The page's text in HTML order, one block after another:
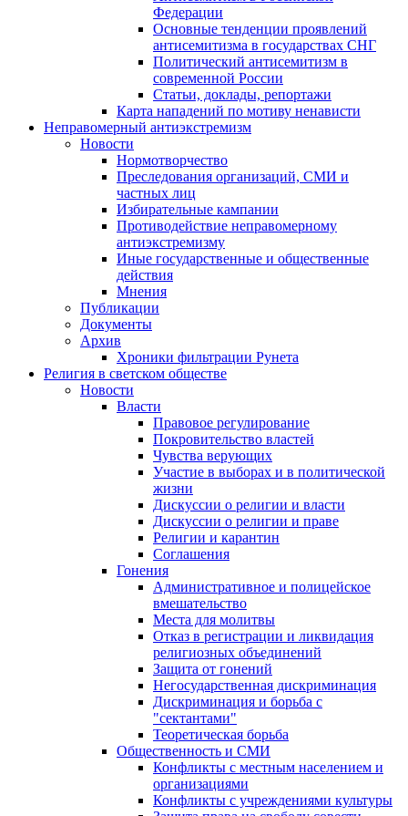
Федерации
Основные тенденции проявлений
антисемитизма в государствах СНГ
Политический антисемитизм в
современной России
Статьи, доклады, репортажи
Карта нападений по мотиву ненависти
Неправомерный антиэкстремизм
Новости
Нормотворчество
Преследования организаций, СМИ и
частных лиц
Избирательные кампании
Противодействие неправомерному
антиэкстремизму
Иные государственные и общественные
действия
Мнения
Публикации
Документы
Архив
Хроники фильтрации Рунета
Религия в светском обществе
Новости
Власти
Правовое регулирование
Покровительство властей
Чувства верующих
Участие в выборах и в политической
жизни
Дискуссии о религии и власти
Дискуссии о религии и праве
Религии и карантин
Соглашения
Гонения
Административное и полицейское
вмешательство
Места для молитвы
Отказ в регистрации и ликвидация
религиозных объединений
Защита от гонений
Негосударственная дискриминация
Дискриминация и борьба с
"сектантами"
Теоретическая борьба
Общественность и СМИ
Конфликты с местным населением и
организациями
Конфликты с учреждениями культуры